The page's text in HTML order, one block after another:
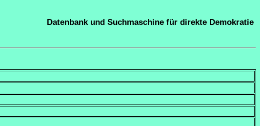
Datenbank und Suchmaschine für direkte Demokratie